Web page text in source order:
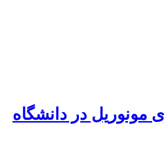
مونوریل در دانشگاه